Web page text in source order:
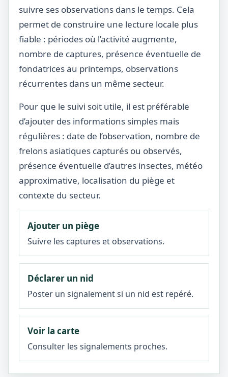
suivre ses observations dans le temps. Cela
permet de construire une lecture locale plus
fiable : périodes où l’activité augmente,
nombre de captures, présence éventuelle de
fondatrices au printemps, observations
récurrentes dans un même secteur.
Pour que le suivi soit utile, il est préférable
d’ajouter des informations simples mais
régulières : date de l’observation, nombre de
frelons asiatiques capturés ou observés,
présence éventuelle d’autres insectes, météo
approximative, localisation du piège et
contexte du secteur.
Ajouter un piège
Suivre les captures et observations.
Déclarer un nid
Poster un signalement si un nid est repéré.
Voir la carte
Consulter les signalements proches.